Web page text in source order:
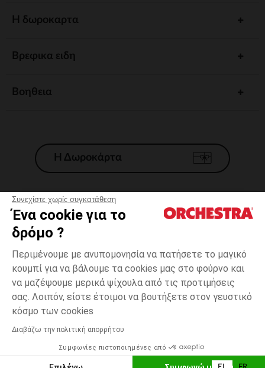
Συνεχίστε χωρίς συγκατάθεση
Ένα cookie για το
δρόμο ?
Περιμένουμε με ανυπομονησία να πατήσετε το μαγικό
κουμπί για να βάλουμε τα cookies μας στο φούρνο και
να μαζέψουμε μερικά ψίχουλα από τις προτιμήσεις
σας. Λοιπόν, είστε έτοιμοι να βουτήξετε στον γευστικό
κόσμο των cookies
Διαβάζω την πολιτική απορρήτου
Συμφωνίες πιστοποιημένες από
Εκρού
Δυνατότητα πληρωμής με
ΕΠΙΛΟΓΗ ΜΕΓΕΘΟΥΣ
Η δωροκαρτα
Βρεφικα ειδη
Βοηθεια
Η Δωροκάρτα
Γενικοί 'Οροι Πώλησης
*Εμπορικες προσφορες
Προσωπικά δεδομένα
Διαχείρηση των cookies
Προσβασιμότητα: μη συμμορφούμενη
H Orchestra συμμετέχει στον κωδικά δεοντολογίας και στο σύστημα
μεσολάβησης της Γαλλικής Ομοσπονδίας Ηλεκτρονικού Εμπορίου.